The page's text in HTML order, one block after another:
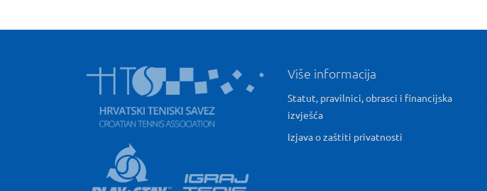
Više informacija
Statut, pravilnici, obrasci i financijska
izvješća
Izjava o zaštiti privatnosti